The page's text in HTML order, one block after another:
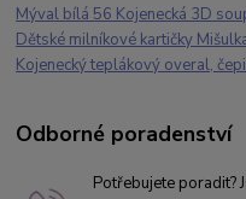
Mýval bílá 56 Kojenecká 3D
Dětské milníkové kartičky
Kojenecký teplákový overal,
Odborné poradenství
Potřebujete poradit?